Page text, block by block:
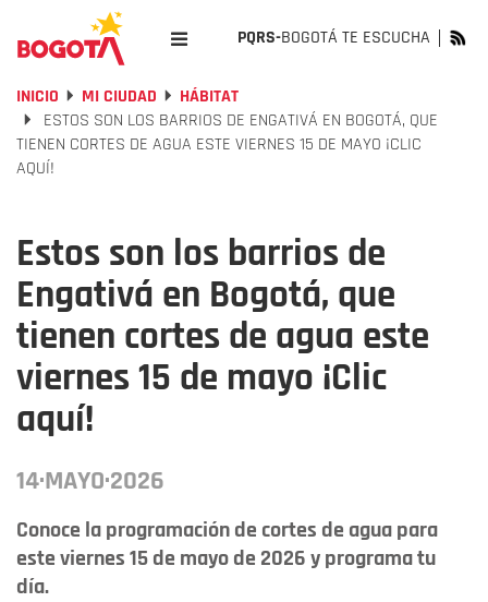
PQRS-BOGOTÁ TE ESCUCHA
INICIO MI CIUDAD
HÁBITAT
ESTOS SON LOS BARRIOS DE ENGATIVÁ EN BOGOTÁ, QUE
TIENEN CORTES DE AGUA ESTE VIERNES 15 DE MAYO ¡CLIC
AQUÍ!
Estos son los barrios de
Engativá en Bogotá, que
tienen cortes de agua este
viernes 15 de mayo ¡Clic
aquí!
14·MAYO·2026
Conoce la programación de cortes de agua para
este viernes 15 de mayo de 2026 y programa tu
día.